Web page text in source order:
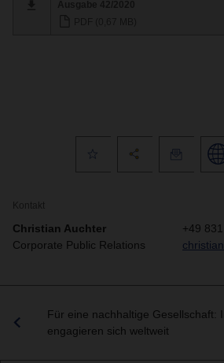
Kontakt
Christian Auchter
Corporate Public Relations
+49
Für eine nachhaltige Gesellschaft:
engagieren sich weltweit